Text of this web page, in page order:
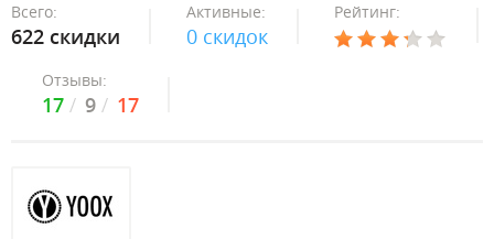
Всего:
622 скидки
Активные:
0 скидок
Рейтинг:
Отзывы:
17 9 17